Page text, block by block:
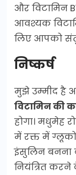
और विटामिन
आवश्यक
लिए आपको
निष्कर्ष
मुझे उम्मीद है
विटामिन की
होगा। मधुमेह
में रक्त में
इंसुलिन बनना
नियंत्रित